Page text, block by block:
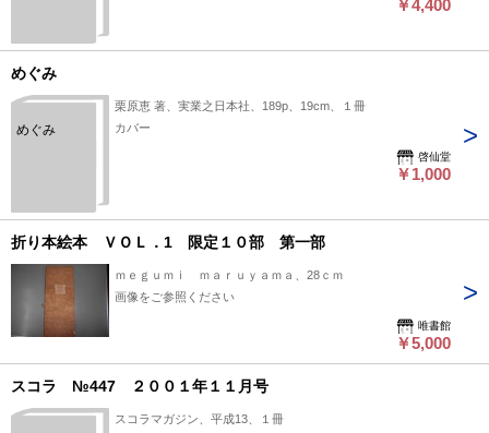
PHOTOGRAPHS
￥4,400
めぐみ
めぐみ
栗原恵 著、実業之日本社、189p、19cm、１冊
カバー
啓仙堂
￥1,000
折り本絵本 ＶＯＬ．1 限定１０部 第一部
ｍｅｇｕｍｉ ｍａｒｕｙａｍａ、28ｃｍ
画像をご参照ください
唯書館
￥5,000
スコラ №447 ２００１年１１月号
スコラマガジン、平成13、１冊